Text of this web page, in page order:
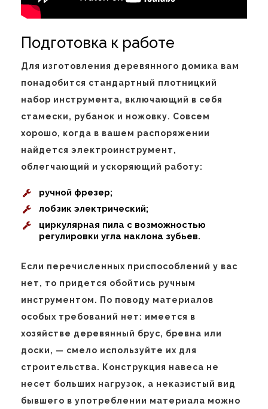
Подготовка к работе
Для изготовления деревянного домика вам
понадобится стандартный плотницкий
набор инструмента, включающий в себя
стамески, рубанок и ножовку. Совсем
хорошо, когда в вашем распоряжении
найдется электроинструмент,
облегчающий и ускоряющий работу:
ручной фрезер;
лобзик электрический;
циркулярная пила с возможностью
регулировки угла наклона зубьев.
Если перечисленных приспособлений у вас
нет, то придется обойтись ручным
инструментом. По поводу материалов
особых требований нет: имеется в
хозяйстве деревянный брус, бревна или
доски, — смело используйте их для
строительства. Конструкция навеса не
несет больших нагрузок, а неказистый вид
бывшего в употреблении материала можно